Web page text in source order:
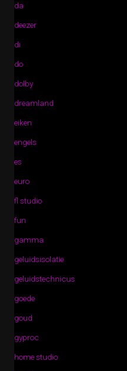
da
deezer
di
do
dolby
dreamland
eiken
engels
es
euro
fl studio
fun
gamma
geluidsisolatie
geluidstechnicus
goede
goud
gyproc
home studio